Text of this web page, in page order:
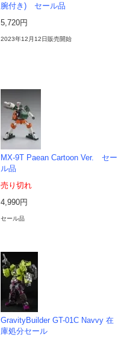
腕付き) セール品
5,720円
2023年12月12日販売開始
MX-9T Paean Cartoon Ver. セー
ル品
売り切れ
4,990円
セール品
GravityBuilder GT-01C Navvy 在
庫処分セール